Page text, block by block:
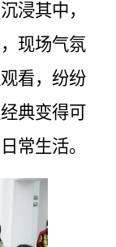
浸其中，
现场气氛
看，纷纷
典变得可
常生活。